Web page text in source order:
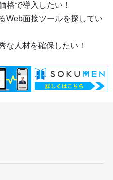
格で導入したい！
Web面接ツールを探してい
な人材を確保したい！